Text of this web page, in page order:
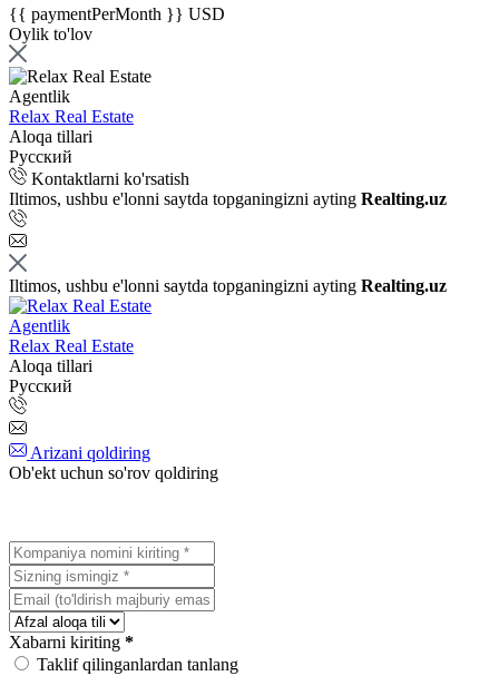
{{ paymentPerMonth }} USD
Oylik to'lov
Agentlik
Relax Real Estate
Aloqa tillari
Русский
Kontaktlarni ko'rsatish
Iltimos, ushbu e'lonni saytda topganingizni ayting Realting.uz
Iltimos, ushbu e'lonni saytda topganingizni ayting Realting.uz
Agentlik
Relax Real Estate
Aloqa tillari
Русский
Arizani qoldiring
Ob'ekt uchun so'rov qoldiring
Xabarni kiriting *
Taklif qilinganlardan tanlang